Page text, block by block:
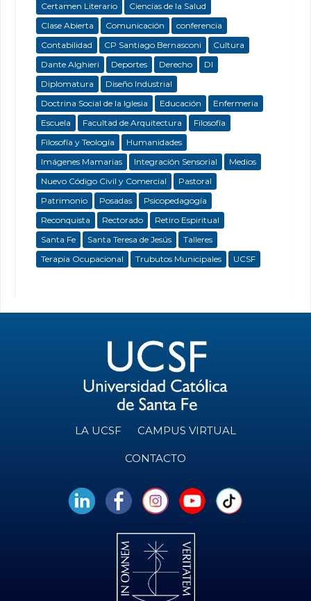
Certamen Literario
Ciencias de la Salud
Clase Abierta
Comunicación
conferencia
Contabilidad
CP Santiago Bernasconi
Cultura
Dante Alghieri
Deportes Derecho
DI
Diplomatura
Diseño Industrial
Doctrina Social de la Iglesia
Educación
Enfermeria
Escuela
Facultad de Arquitectura
Filosofía
Filosofía y Teología
Humanidades
Imágenes Mamarias
Integración Sensorial
Medios
Nuevo Código Civil y Comercial
Pastoral
Patrimonio
Posadas
Psicopedagogía
Reconquista
Rectorado
Retiro Espiritual
Santa Fe
Santa Teresa de Jesús
Talleres
Terapia Ocupacional
Trubutos Municipales UCSF
LA UCSF CAMPUS VIRTUAL
CONTACTO